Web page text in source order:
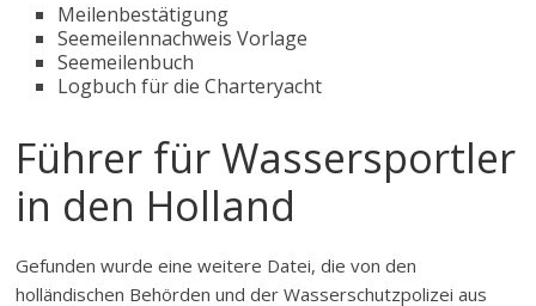
Meilenbestätigung
Seemeilennachweis Vorlage
Seemeilenbuch
Logbuch für die Charteryacht
Führer für Wassersportler
in den Holland
Gefunden wurde eine weitere Datei, die von den
holländischen Behörden und der Wasserschutzpolizei aus